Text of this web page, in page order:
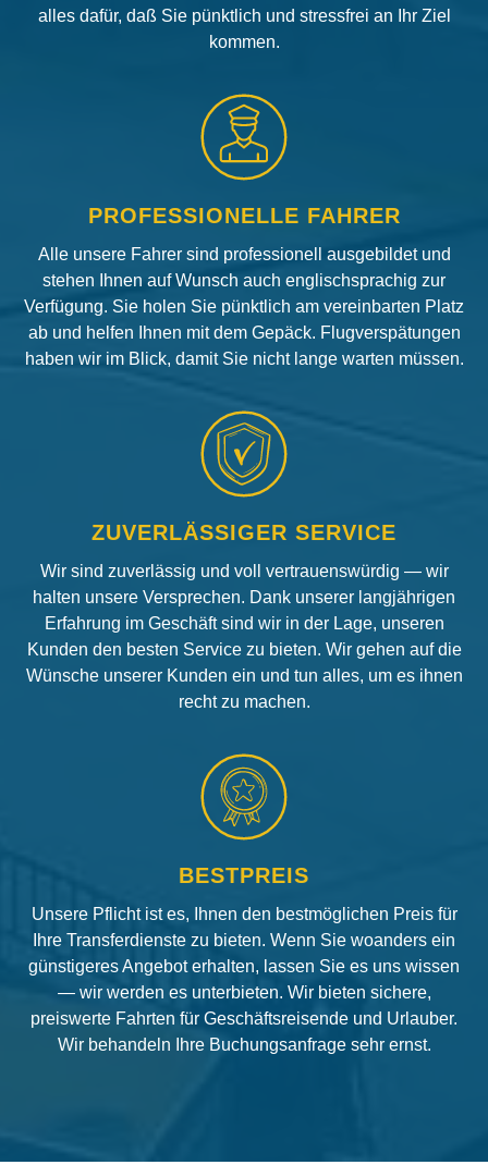
alles dafür, daß Sie pünktlich und stressfrei an Ihr Ziel
kommen.
PROFESSIONELLE FAHRER
Alle unsere Fahrer sind professionell ausgebildet und
stehen Ihnen auf Wunsch auch englischsprachig zur
Verfügung. Sie holen Sie pünktlich am vereinbarten Platz
ab und helfen Ihnen mit dem Gepäck. Flugverspätungen
haben wir im Blick, damit Sie nicht lange warten müssen.
ZUVERLÄSSIGER SERVICE
Wir sind zuverlässig und voll vertrauenswürdig — wir
halten unsere Versprechen. Dank unserer langjährigen
Erfahrung im Geschäft sind wir in der Lage, unseren
Kunden den besten Service zu bieten. Wir gehen auf die
Wünsche unserer Kunden ein und tun alles, um es ihnen
recht zu machen.
BESTPREIS
Unsere Pflicht ist es, Ihnen den bestmöglichen Preis für
Ihre Transferdienste zu bieten. Wenn Sie woanders ein
günstigeres Angebot erhalten, lassen Sie es uns wissen
— wir werden es unterbieten. Wir bieten sichere,
preiswerte Fahrten für Geschäftsreisende und Urlauber.
Wir behandeln Ihre Buchungsanfrage sehr ernst.